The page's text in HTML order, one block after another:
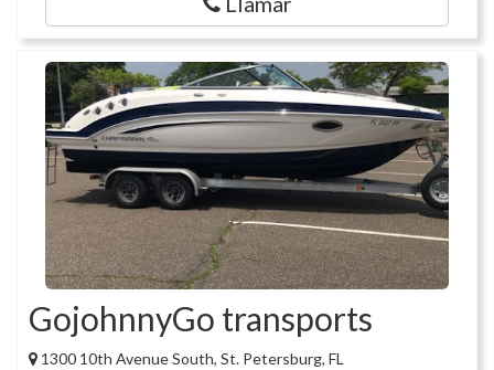
GojohnnyGo transports
1300 10th Avenue South, St. Petersburg, FL